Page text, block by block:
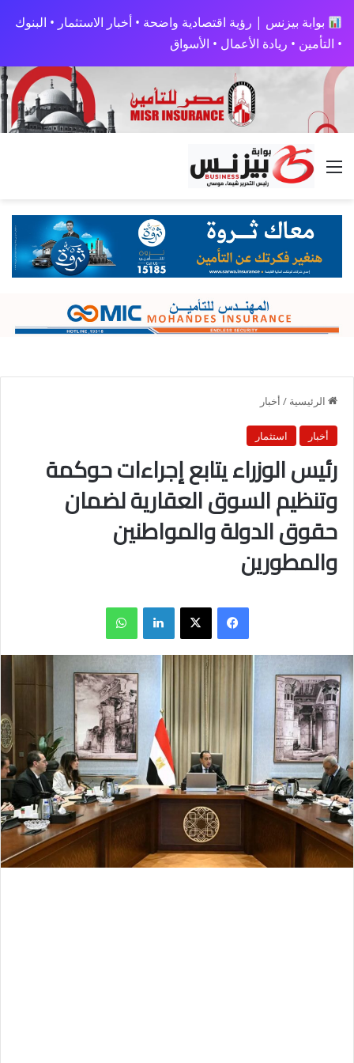
بوابة بيزنس | رؤية اقتصادية واضحة • أخبار الاستثمار • البنوك
• التأمين • ريادة الأعمال • الأسواق
القائمة
الرئيسية / أخبار
أخبار استثمار
رئيس الوزراء يتابع إجراءات حوكمة
وتنظيم السوق العقارية لضمان
حقوق الدولة والمواطنين
والمطورين
فيسبوك X لينكدإن